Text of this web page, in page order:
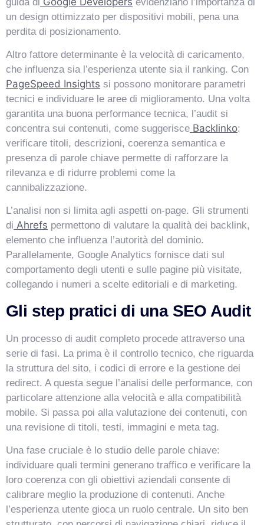
un design ottimizzato per dispositivi mobili, pena una
perdita di posizionamento.
Altro fattore determinante è la velocità di caricamento,
che influenza sia l’esperienza utente sia il ranking. Con
PageSpeed Insights si possono monitorare parametri
tecnici e individuare le aree di miglioramento. Una volta
garantita una buona performance tecnica, l’audit si
concentra sui contenuti, come suggerisce Backlinko:
verificare titoli, descrizioni, coerenza semantica e
presenza di parole chiave permette di rafforzare la
rilevanza e di ridurre problemi come la
cannibalizzazione.
L’analisi non si limita agli aspetti on-page. Gli strumenti
di Ahrefs permettono di valutare la qualità dei backlink,
elemento che influenza l’autorità del dominio.
Parallelamente, Google Analytics fornisce dati sul
comportamento degli utenti e sulle pagine più visitate,
collegando i numeri a scelte editoriali e di marketing.
Gli step pratici di una SEO Audit
Un processo di audit completo procede attraverso una
serie di fasi. La prima è il controllo tecnico, che riguarda
la struttura del sito, i codici di errore e la gestione dei
redirect. A questa segue l’analisi delle performance, con
particolare attenzione alla velocità e alla compatibilità
mobile. Si passa poi alla valutazione dei contenuti, con
una revisione di titoli, testi, immagini e meta tag.
Una fase cruciale è lo studio delle parole chiave:
individuare quali termini generano traffico e verificare la
loro coerenza con gli obiettivi aziendali consente di
calibrare meglio la produzione di contenuti. Anche
l’esperienza utente gioca un ruolo centrale. Un sito ben